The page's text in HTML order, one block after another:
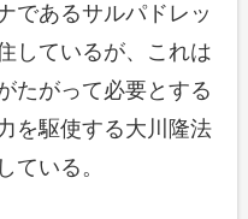
であるサルパドレッ
しているが、これは
たがって必要とする
を駆使する大川隆法
ている。